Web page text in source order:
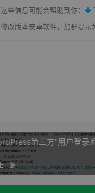
这些信息可能会帮助到你：
修改版本安卓软件，加群提示
第三方“用户登录
一篇